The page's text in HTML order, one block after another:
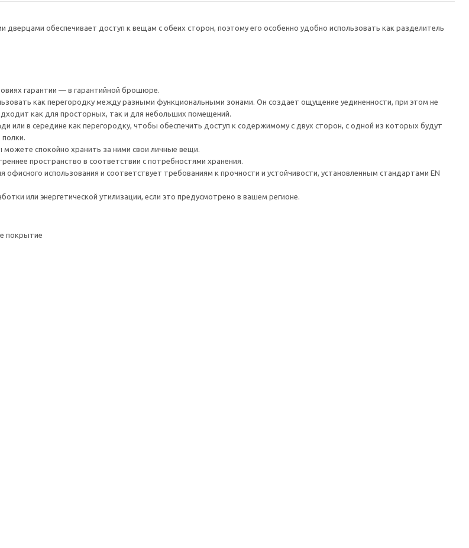
обеспечивает доступ к вещам с обеих сторон, поэтому его особенно удобно использовать как разделитель
гарантии — в гарантийной брошюре.
как перегородку между разными функциональными зонами. Он создает ощущение уединенности, при этом не
как для просторных, так и для небольших помещений.
или в середине как перегородку, чтобы обеспечить доступ к содержимому с двух сторон, с одной из которых будут
спокойно хранить за ними свои личные вещи.
пространство в соответствии с потребностями хранения.
использования и соответствует требованиям к прочности и устойчивости, установленным стандартами EN
или энергетической утилизации, если это предусмотрено в вашем регионе.
покрытие